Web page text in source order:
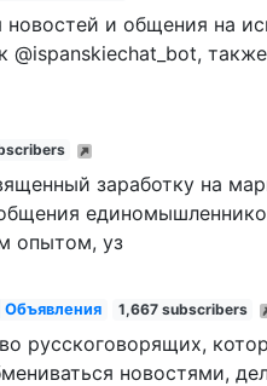
и общения на
@ispanskiechat_bot,
заработку на
опытом, уз
1,667 subscribers
русскоговорящих,
новостями,